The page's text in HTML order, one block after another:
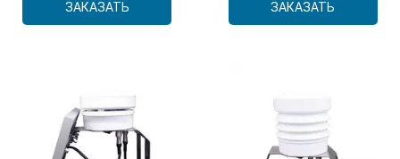
ЗАКАЗАТЬ ЗАКАЗАТЬ